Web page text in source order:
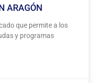
ARAGÓN
que permite a los
y programas